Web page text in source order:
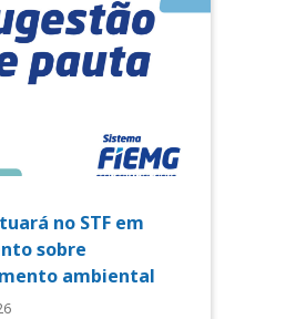
no STF em
sobre
ambiental